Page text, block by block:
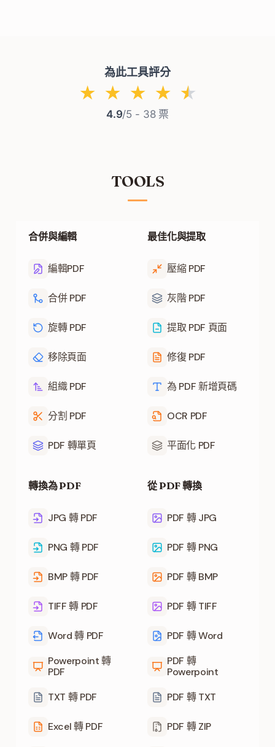
為此工具評分
★ ★ ★ ★ ★
4.9/5 - 38 票
TOOLS
合併與編輯
編輯PDF
合併 PDF
旋轉 PDF
移除頁面
組織 PDF
分割 PDF
PDF 轉單頁
最佳化與提取
壓縮 PDF
灰階 PDF
提取 PDF 頁面
修復 PDF
為 PDF 新增頁碼
OCR PDF
平面化 PDF
轉換為 PDF
JPG 轉 PDF
PNG 轉 PDF
BMP 轉 PDF
TIFF 轉 PDF
Word 轉 PDF
Powerpoint 轉
PDF
TXT 轉 PDF
Excel 轉 PDF
從 PDF 轉換
PDF 轉 JPG
PDF 轉 PNG
PDF 轉 BMP
PDF 轉 TIFF
PDF 轉 Word
PDF 轉
Powerpoint
PDF 轉 TXT
PDF 轉 ZIP